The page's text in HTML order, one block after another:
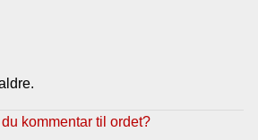
du kommentar til ordet?